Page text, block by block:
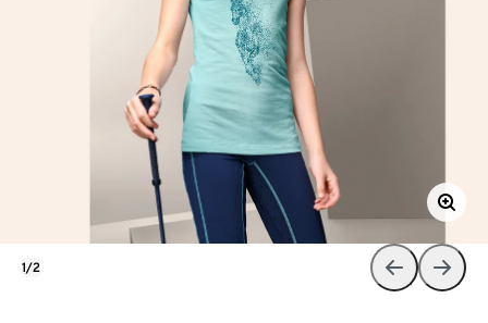
1/2